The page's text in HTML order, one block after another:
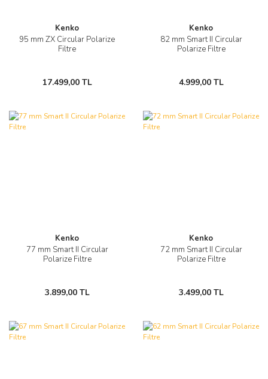
Kenko
95 mm ZX Circular Polarize
Filtre
17.499,00 TL
Kenko
82 mm Smart II Circular
Polarize Filtre
4.999,00 TL
Kenko
77 mm Smart II Circular
Polarize Filtre
3.899,00 TL
Kenko
72 mm Smart II Circular
Polarize Filtre
3.499,00 TL